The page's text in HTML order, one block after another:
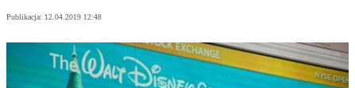
Publikacja: 12.04.2019 12:48